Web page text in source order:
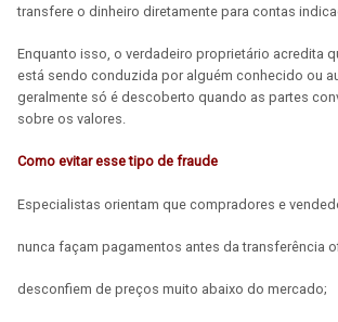
transfere o dinheiro diretamente para contas
Enquanto isso, o verdadeiro proprietário acredita
está sendo conduzida por alguém conhecido ou
geralmente só é descoberto quando as partes
sobre os valores.
Como evitar esse tipo de fraude
Especialistas orientam que compradores e
nunca façam pagamentos antes da transferência
desconfiem de preços muito abaixo do mercado;